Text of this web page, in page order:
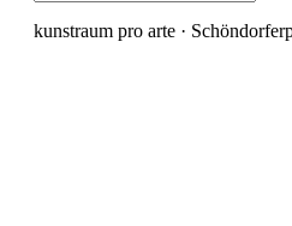
kunstraum pro arte ·